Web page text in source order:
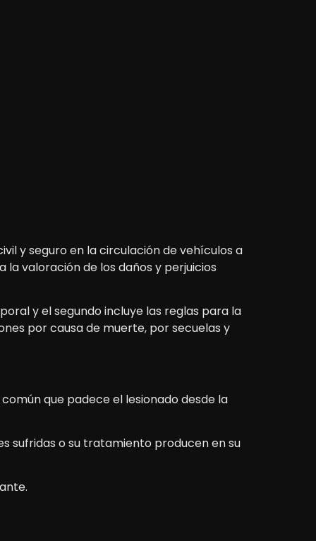
y seguro en la circulación de vehículos a
valoración de los daños y perjuicios
y el segundo incluye las reglas para la
por causa de muerte, por secuelas y
que padece el lesionado desde la
sufridas o su tratamiento producen en su